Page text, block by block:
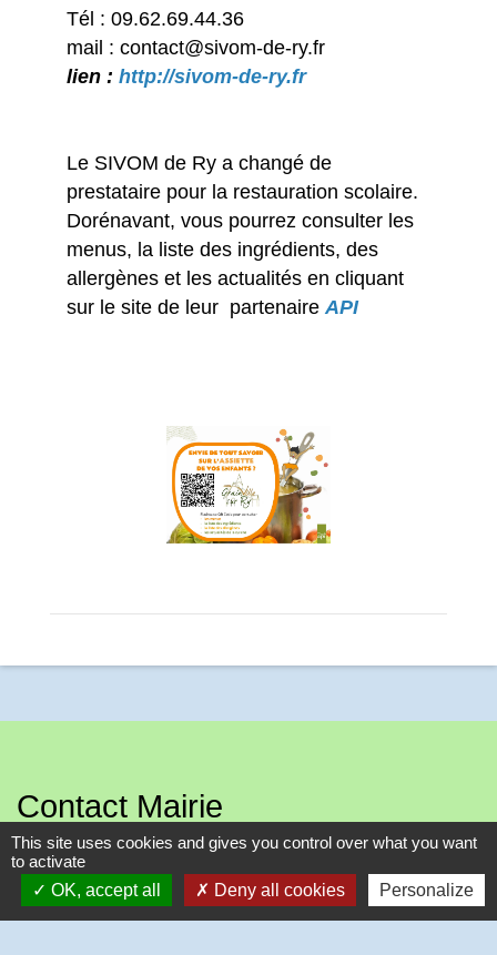
Tél : 09.62.69.44.36
mail : contact@sivom-de-ry.fr
lien : http://sivom-de-ry.fr
Le SIVOM de Ry a changé de
prestataire pour la restauration scolaire.
Dorénavant, vous pourrez consulter les
menus, la liste des ingrédients, des
allergènes et les actualités en cliquant
sur le site de leur partenaire API
Contact Mairie
Commune de Grainville sur RY
275, rue du Bois Aubry
76116 Grainville-sur-Ry - FRANCE
This site uses cookies and gives you control over what you want
to activate
OK, accept all
Deny all cookies Personalize